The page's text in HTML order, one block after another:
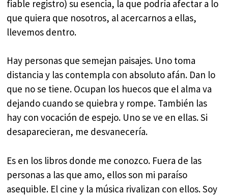
fiable registro) su esencia, la que podría afectar a lo
que quiera que nosotros, al acercarnos a ellas,
llevemos dentro.
Hay personas que semejan paisajes. Uno toma
distancia y las contempla con absoluto afán. Dan lo
que no se tiene. Ocupan los huecos que el alma va
dejando cuando se quiebra y rompe. También las
hay con vocación de espejo. Uno se ve en ellas. Si
desaparecieran, me desvanecería.
Es en los libros donde me conozco. Fuera de las
personas a las que amo, ellos son mi paraíso
asequible. El cine y la música rivalizan con ellos. Soy